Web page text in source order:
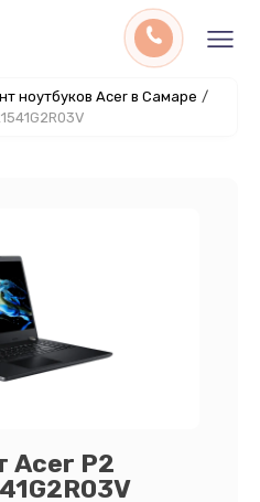
ноутбуков Acer в Самаре /
Acer P2